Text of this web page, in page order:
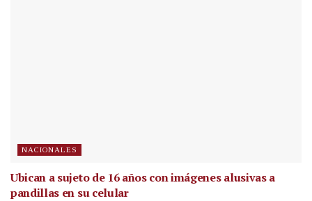
NACIONALES
Ubican a sujeto de 16 años con imágenes alusivas a
pandillas en su celular